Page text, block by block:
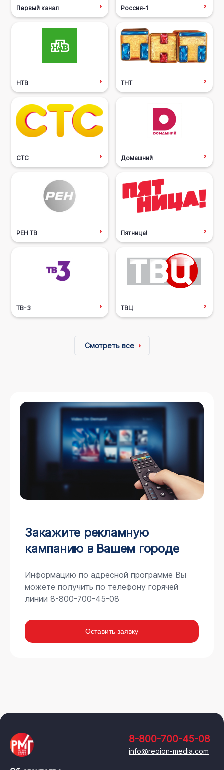
Первый канал Россия-1
НТВ ТНТ
СТС Домашний
РЕН ТВ Пятница!
ТВ-3 ТВЦ
Смотреть все
Закажите рекламную
кампанию в Вашем городе
Информацию по адресной программе Вы
можете получить по телефону горячей
линии 8-800-700-45-08
Оставить заявку
8-800-700-45-08
info@region-media.com